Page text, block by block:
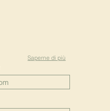
Saperne di più